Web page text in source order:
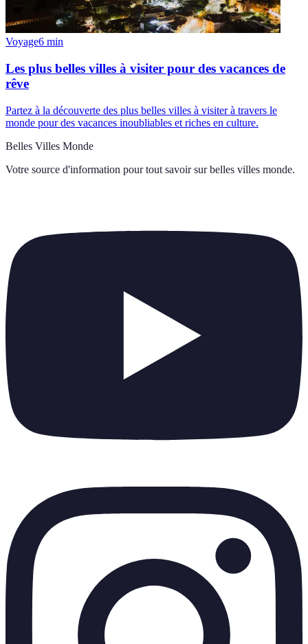
Voyage6 min
Les plus belles villes à visiter pour des vacances de
rêve
Partez à la découverte des plus belles villes à visiter à travers le
monde pour des vacances inoubliables et riches en culture.
Belles Villes Monde
Votre source d'information pour tout savoir sur belles villes monde.